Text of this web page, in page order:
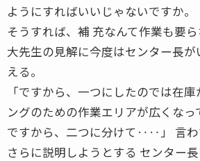
ようにすればいいじゃないですか。
そうすれば、補 充なんて作業も要
大先生の見解に今度はセンター長
える。
「ですから、一つにしたのでは在
ングのための作業エリアが広くなっ
ですから、二つに分けて‥‥」 言わ
さらに説明しようとする センター